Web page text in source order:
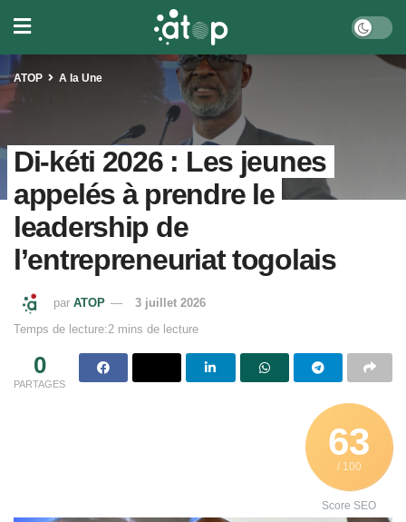
ATOP A la Une
Di-kéti 2026 : Les jeunes
appelés à prendre le
leadership de
l’entrepreneuriat togolais
par ATOP
3 juillet 2026
Temps de lecture:2 mins de lecture
0
PARTAGES
63
/ 100
Score SEO